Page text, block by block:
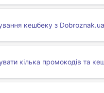
кешбеку з
кілька промокодів та